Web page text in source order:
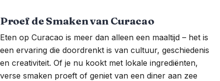
Proef de Smaken van Curacao
Eten op Curacao is meer dan alleen een maaltijd – het is
een ervaring die doordrenkt is van cultuur, geschiedenis
en creativiteit. Of je nu kookt met lokale ingrediënten,
verse smaken proeft of geniet van een diner aan zee